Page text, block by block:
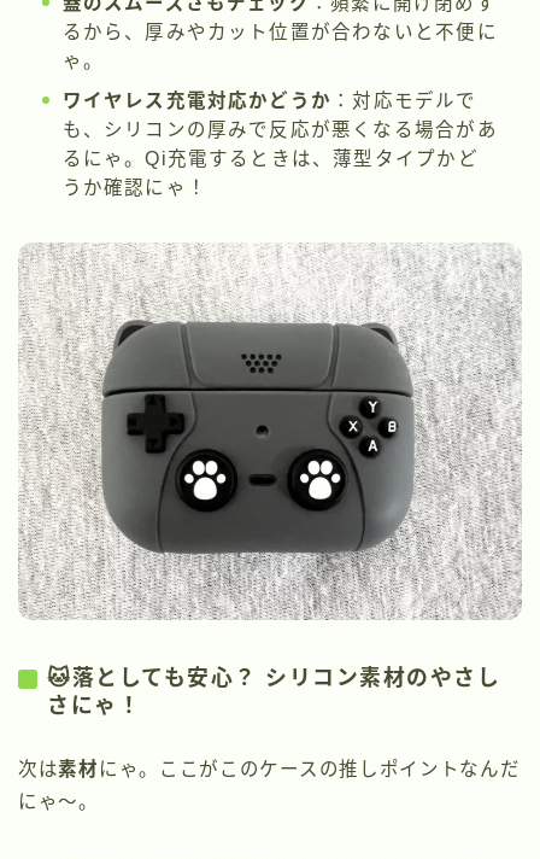
るから、厚みやカット位置が合わないと不便に
ゃ。
ワイヤレス充電対応かどうか ：対応モデルで
も、シリコンの厚みで反応が悪くなる場合があ
るにゃ。Qi充電するときは、薄型タイプかど
うか確認にゃ！
🐱落としても安心？ シリコン素材のやさし
さにゃ！
次は素材 にゃ。ここがこのケースの推しポイントなんだ
にゃ～。